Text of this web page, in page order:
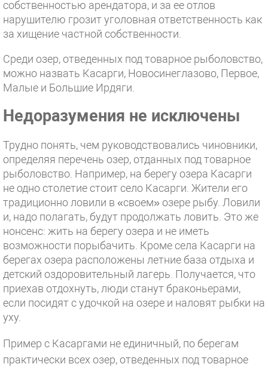
собственностью арендатора, и за ее отлов
нарушителю грозит уголовная ответственность как
за хищение частной собственности.
Среди озер, отведенных под товарное рыболовство,
можно назвать Касарги, Новосинеглазово, Первое,
Малые и Большие Ирдяги.
Недоразумения не исключены
Трудно понять, чем руководствовались чиновники,
определяя перечень озер, отданных под товарное
рыболовство. Например, на берегу озера Касарги
не одно столетие стоит село Касарги. Жители его
традиционно ловили в «своем» озере рыбу. Ловили
и, надо полагать, будут продолжать ловить. Это же
нонсенс: жить на берегу озера и не иметь
возможности порыбачить. Кроме села Касарги на
берегах озера расположены летние база отдыха и
детский оздоровительный лагерь. Получается, что
приехав отдохнуть, люди станут браконьерами,
если посидят с удочкой на озере и наловят рыбки на
уху.
Пример с Касаргами не единичный, по берегам
практически всех озер, отведенных под товарное